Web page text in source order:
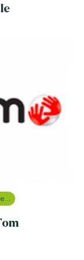
IT, Software & Telecom